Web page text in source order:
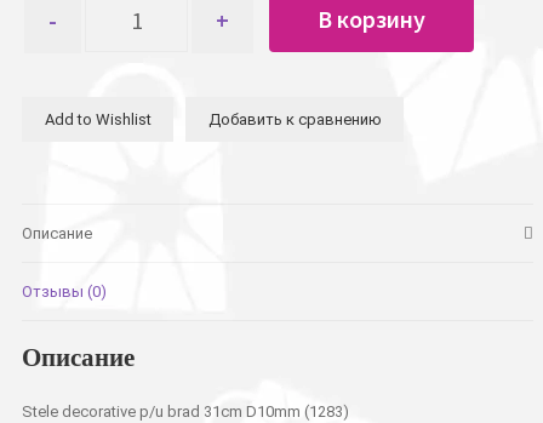
товара
31м
В корзину
Add to Wishlist Добавить к сравнению
Описание
Отзывы (0)
Описание
Stele decorative p/u brad 31сm D10mm (1283)